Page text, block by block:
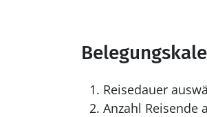
Reisedauer
Anzahl Reisende